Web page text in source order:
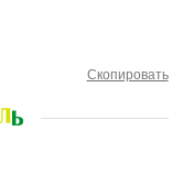
Скопировать